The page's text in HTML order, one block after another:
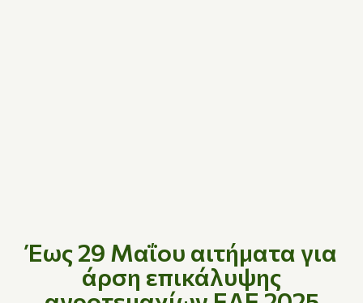
Έως 29 Μαΐου αιτήματα για
άρση επικάλυψης